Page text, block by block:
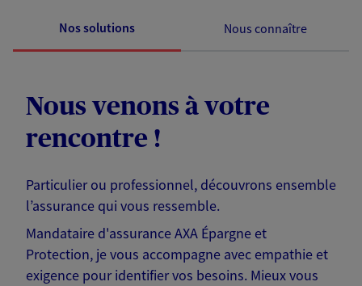
Nos solutions Nous connaître
Nous venons à votre
rencontre !
Particulier ou professionnel, découvrons ensemble
l’assurance qui vous ressemble.
Mandataire d'assurance AXA Épargne et
Protection, je vous accompagne avec empathie et
exigence pour identifier vos besoins. Mieux vous